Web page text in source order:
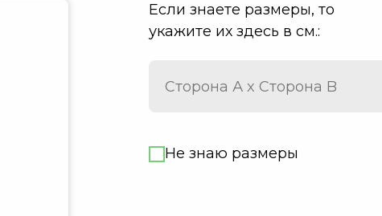
Не знаю размеры
Если знаете размеры, то
укажите их здесь в см.: